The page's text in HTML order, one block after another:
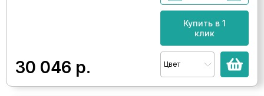
30 046 р.
Купить в 1
клик
Цвет